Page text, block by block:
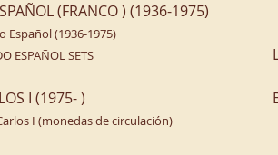
ESTADO ESPAÑOL (FRANCO ) (1936-1975)
Estado Español (1936-1975)
ESPAÑOL SETS
JUAN CARLOS I (1975- )
I (monedas de circulación)